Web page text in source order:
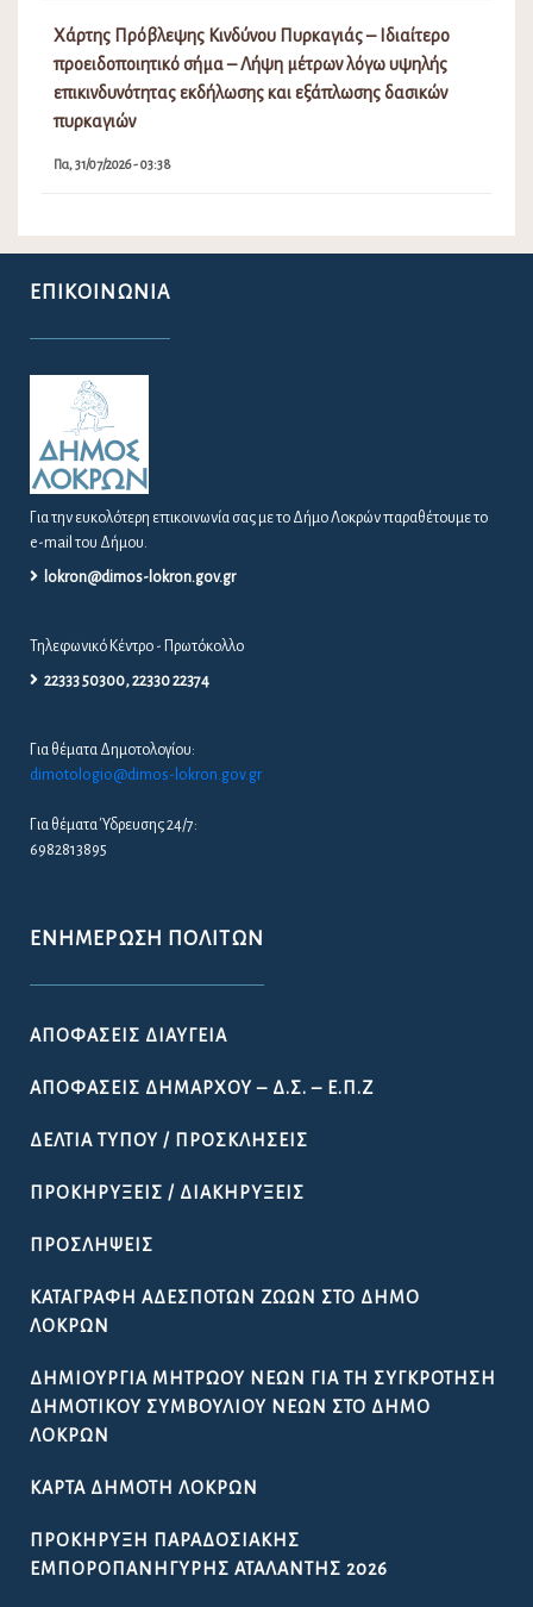
Χάρτης Πρόβλεψης Κινδύνου Πυρκαγιάς – Ιδιαίτερο
προειδοποιητικό σήμα – Λήψη μέτρων λόγω υψηλής
επικινδυνότητας εκδήλωσης και εξάπλωσης δασικών
πυρκαγιών
Πα, 31/07/2026 - 03:38
ΕΠΙΚΟΙΝΩΝΊΑ
Για την ευκολότερη επικοινωνία σας με το Δήμο Λοκρών παραθέτουμε το
e-mail του Δήμου.
lokron@dimos-lokron.gov.gr
Τηλεφωνικό Κέντρο - Πρωτόκολλο
22333 50300, 22330 22374
Για θέματα Δημοτολογίου:
dimotologio@dimos-lokron.gov.gr
Για θέματα Ύδρευσης 24/7:
6982813895
ΕΝΗΜΈΡΩΣΗ ΠΟΛΙΤΏΝ
ΑΠΟΦΆΣΕΙΣ ΔΙΑΎΓΕΙΑ
ΑΠΟΦΆΣΕΙΣ ΔΗΜΆΡΧΟΥ – Δ.Σ. – Ε.Π.Ζ
ΔΕΛΤΊΑ ΤΎΠΟΥ / ΠΡΟΣΚΛΉΣΕΙΣ
ΠΡΟΚΗΡΎΞΕΙΣ / ΔΙΑΚΗΡΎΞΕΙΣ
ΠΡΟΣΛΉΨΕΙΣ
ΚΑΤΑΓΡΑΦΉ ΑΔΈΣΠΟΤΩΝ ΖΏΩΝ ΣΤΟ ΔΉΜΟ
ΛΟΚΡΏΝ
ΔΗΜΙΟΥΡΓΊΑ ΜΗΤΡΏΟΥ ΝΈΩΝ ΓΙΑ ΤΗ ΣΥΓΚΡΌΤΗΣΗ
ΔΗΜΟΤΙΚΟΎ ΣΥΜΒΟΥΛΊΟΥ ΝΈΩΝ ΣΤΟ ΔΉΜΟ
ΛΟΚΡΏΝ
ΚΆΡΤΑ ΔΗΜΌΤΗ ΛΟΚΡΏΝ
ΠΡΟΚΉΡΥΞΗ ΠΑΡΑΔΟΣΙΑΚΉΣ
ΕΜΠΟΡΟΠΑΝΉΓΥΡΗΣ ΑΤΑΛΆΝΤΗΣ 2026